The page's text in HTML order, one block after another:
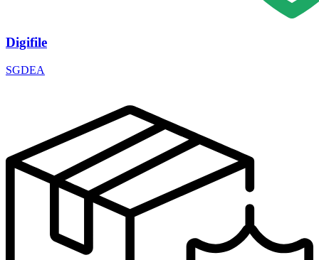
Digifile
SGDEA